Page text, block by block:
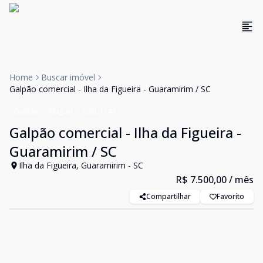
Home
Buscar imóvel
Galpão comercial - Ilha da Figueira - Guaramirim / SC
Galpão comercial - Ilha da Figueira -
Guaramirim / SC
Ilha da Figueira, Guaramirim - SC
R$ 7.500,00/ mês
Compartilhar Favorito